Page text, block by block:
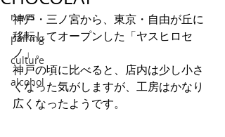
news
pairing
culture
alcohol
神戸・三ノ宮から、東京・自由が丘に
移転してオープンした「ヤスヒロセ
ノ」。
神戸の頃に比べると、店内は少し小さ
くなった気がしますが、工房はかなり
広くなったようです。